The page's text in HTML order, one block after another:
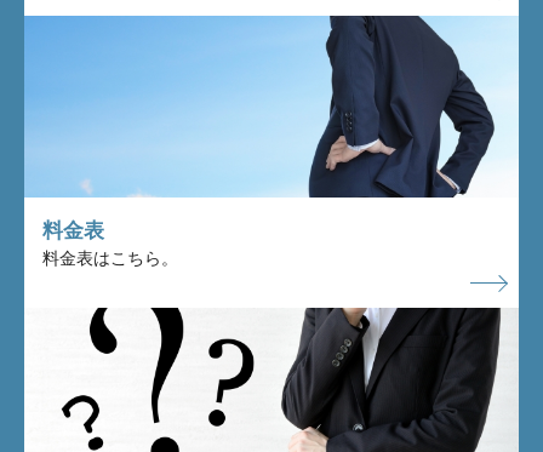
料金表
料金表はこちら。